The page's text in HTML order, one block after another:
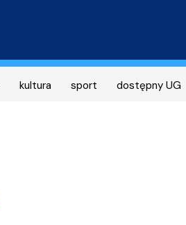
kultura sport dostępny UG